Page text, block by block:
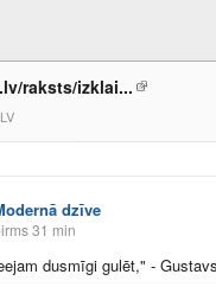
raksts/izklai...
dzīve
31 min
dusmīgi gulēt," -